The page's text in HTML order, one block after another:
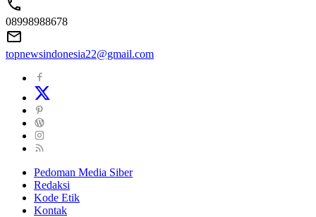
08998988678
topnewsindonesia22@gmail.com
Pedoman Media Siber
Redaksi
Kode Etik
Kontak